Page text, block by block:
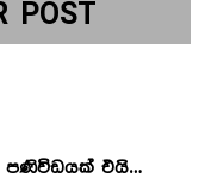
POST
පණිවිඩයක් එයි…